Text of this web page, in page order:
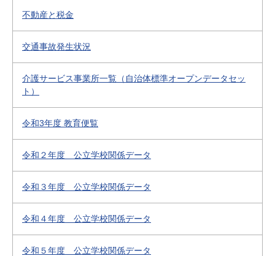
不動産と税金
交通事故発生状況
介護サービス事業所一覧（自治体標準オープンデータセッ
ト）
令和3年度 教育便覧
令和２年度 公立学校関係データ
令和３年度 公立学校関係データ
令和４年度 公立学校関係データ
令和５年度 公立学校関係データ